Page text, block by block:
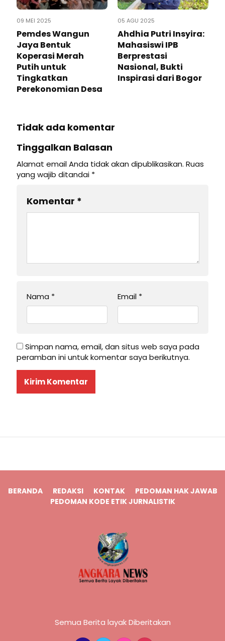
09 MEI 2025
Pemdes Wangun
Jaya Bentuk
Koperasi Merah
Putih untuk
Tingkatkan
Perekonomian Desa
05 AGU 2025
Ahdhia Putri Insyira:
Mahasiswi IPB
Berprestasi
Nasional, Bukti
Inspirasi dari Bogor
Tidak ada komentar
Tinggalkan Balasan
Alamat email Anda tidak akan dipublikasikan. Ruas
yang wajib ditandai *
Komentar *
Nama * Email *
Simpan nama, email, dan situs web saya pada
peramban ini untuk komentar saya berikutnya.
BERANDA REDAKSI KONTAK
PEDOMAN HAK JAWAB
PEDOMAN KODE ETIK JURNALISTIK
Semua Berita layak Diberitakan